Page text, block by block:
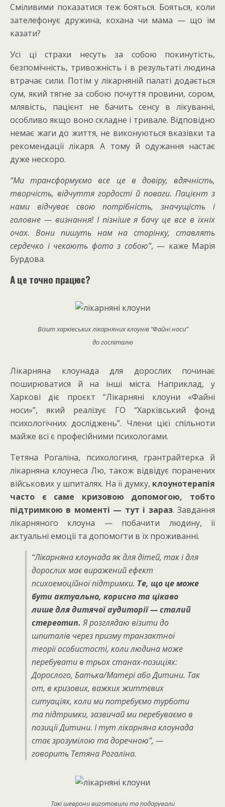
Сміливими показатися теж бояться. Бояться, коли
зателефонує дружина, кохана чи мама — що їм
казати?
Усі ці страхи несуть за собою покинутість,
безпомічність, тривожність і в результаті людина
втрачає сили. Потім у лікарняній палаті додається
сум, який тягне за собою почуття провини, сором,
млявість, пацієнт не бачить сенсу в лікуванні,
особливо якщо воно складне і тривале. Відповідно
немає жаги до життя, не виконуються вказівки та
рекомендації лікаря. А тому й одужання настає
дуже нескоро.
“Ми трансформуємо все це в довіру, вдячність,
творчість, відчуття гордості й поваги. Пацієнт з
нами відчуває свою потрібність, значущість і
головне — визнання! І пізніше я бачу це все в їхніх
очах. Вони пишуть нам на сторінку, ставлять
сердечко і чекають фото з собою”, — каже Марія
Бурдова.
А це точно працює?
Візит харківських лікарняних клоунів “Файні носи”
до госпіталю
Лікарняна клоунада для дорослих починає
поширюватися й на інші міста. Наприклад, у
Харкові діє проєкт “Лікарняні клоуни «Файні
носи»”, який реалізує ГО “Харківський фонд
психологічних досліджень”. Члени цієї спільноти
майже всі є професійними психологами.
Тетяна Рогаліна, психологиня, грантрайтерка й
лікарняна клоунеса Лю, також відвідує поранених
військових у шпиталях. На її думку, клоунотерапія
часто є саме кризовою допомогою, тобто
підтримкою в моменті — тут і зараз. Завдання
лікарняного клоуна — побачити людину, її
актуальні емоції та допомогти в їх проживанні.
“Лікарняна клоунада як для дітей, так і для
дорослих має виражений ефект
психоемоційної підтримки. Те, що це може
бути актуально, корисно та цікаво
лише для дитячої аудиторії — сталий
стереотип. Я розглядаю візити до
шпиталів через призму транзактної
теорії особистості, коли людина може
перебувати в трьох станах-позиціях:
Дорослого, Батька/Матері або Дитини. Так
от, в кризових, важких життєвих
ситуаціях, коли ми потребуємо турботи
та підтримки, зазвичай ми перебуваємо в
позиції Дитини. І тут лікарняна клоунада
стає зрозумілою та доречною”, —
говорить Тетяна Рогаліна.
Такі шеврони виготовили та подарували